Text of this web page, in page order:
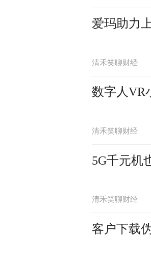
爱玛助力
清禾笑聊财经
数字人VR
清禾笑聊财经
5G千元机
清禾笑聊财经
客户下载